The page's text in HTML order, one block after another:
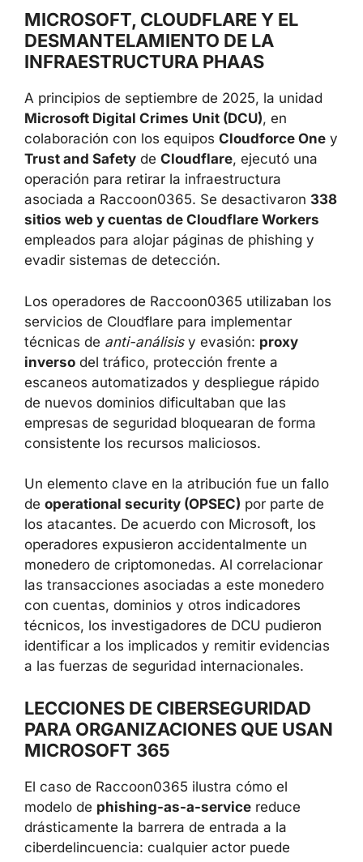
999 dólares por tres meses, con pagos en
criptomonedasUSDTyBTC. Microsoft estima
que el grupo obtuvo al menos100 000
entre 100 y 200 suscripciones vendidas,
aunque el beneficio real podría ser superior.
MICROSOFT, CLOUDFLARE Y EL
DESMANTELAMIENTO DE LA
INFRAESTRUCTURA PHAAS
A principios de septiembre de 2025, la unidad
Microsoft Digital Crimes Unit (DCU)
yTrust and Safety deCloudflare , ejecutó
una operación para retirar la infraestructura
asociada a Raccoon0365. Se desactivaron
338 sitios web y cuentas de Cloudflare
Workersempleados para alojar páginas de
phishing y evadir sistemas de detección.
Los operadores de Raccoon0365 utilizaban
técnicas deanti-análisis y evasión:proxy
inversodel tráfico, protección frente a
escaneos automatizados y despliegue rápido
de nuevos dominios dificultaban que las
empresas de seguridad bloquearan de forma
consistente los recursos maliciosos.
Un elemento clave en la atribución fue un
fallo deoperational security (OPSEC)por
parte de los atacantes. De acuerdo con
accidentalmente un monedero de
criptomonedas. Al correlacionar las
transacciones asociadas a este monedero
técnicos, los investigadores de DCU pudieron
identificar a los implicados y remitir
evidencias a las fuerzas de seguridad
internacionales.